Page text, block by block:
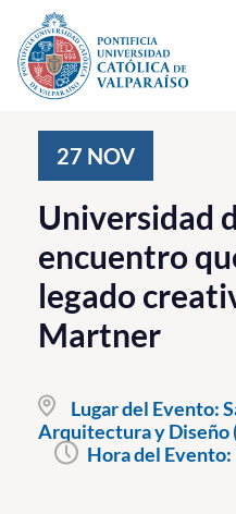
Click acá para ir directamente
Investigación, Creación e
PUCV Internacional
Vinculación con el Medio
Admisión
Pregrado
Postgrado
27 NOV
Universidad
encuentro
legado
Martner
Lugar del Evento:
Arquitectura y Diseño
Hora del Evento: